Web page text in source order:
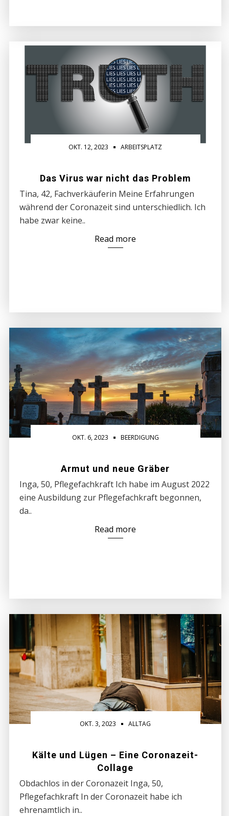
OKT. 12, 2023 ARBEITSPLATZ
Das Virus war nicht das Problem
Tina, 42, Fachverkäuferin Meine Erfahrungen
während der Coronazeit sind unterschiedlich. Ich
habe zwar keine..
Read more
OKT. 6, 2023 BEERDIGUNG
Armut und neue Gräber
Inga, 50, Pflegefachkraft Ich habe im August 2022
eine Ausbildung zur Pflegefachkraft begonnen,
da..
Read more
OKT. 3, 2023 ALLTAG
Kälte und Lügen – Eine Coronazeit-
Collage
Obdachlos in der Coronazeit Inga, 50,
Pflegefachkraft In der Coronazeit habe ich
ehrenamtlich in..